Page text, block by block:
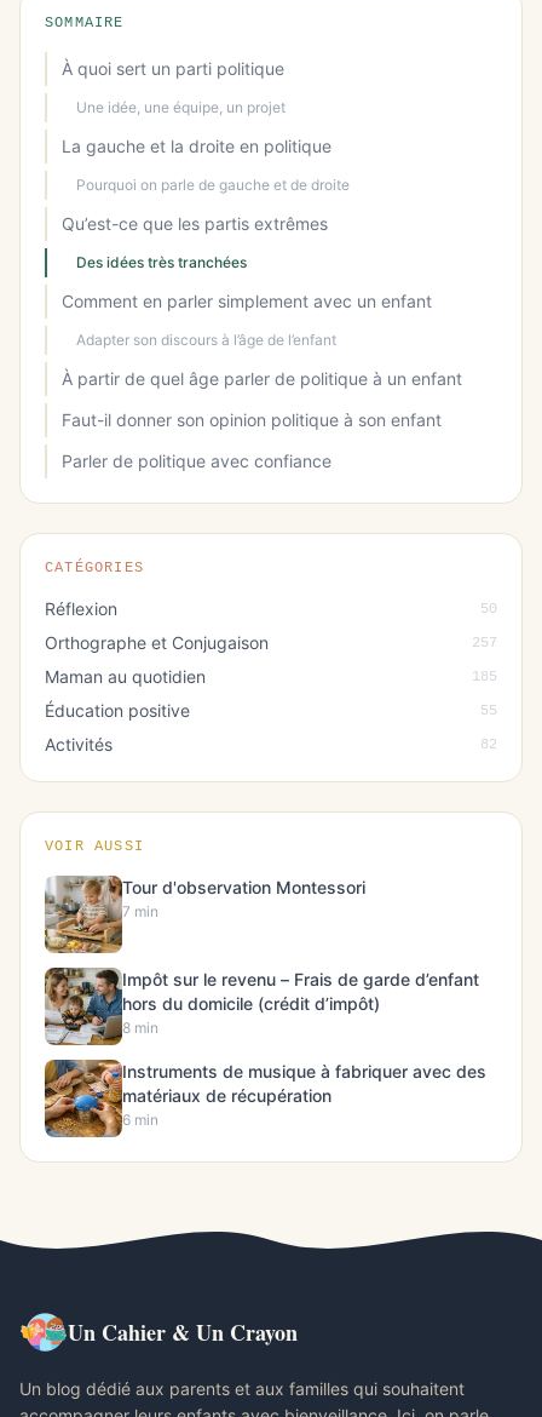
SOMMAIRE
À quoi sert un parti politique
Une idée, une équipe, un projet
La gauche et la droite en politique
Pourquoi on parle de gauche et de droite
Qu’est-ce que les partis extrêmes
Des idées très tranchées
Comment en parler simplement avec un enfant
Adapter son discours à l’âge de l’enfant
À partir de quel âge parler de politique à un enfant
Faut-il donner son opinion politique à son enfant
Parler de politique avec confiance
CATÉGORIES
Réflexion 50
Orthographe et Conjugaison 257
Maman au quotidien 185
Éducation positive 55
Activités 82
VOIR AUSSI
Tour d'observation Montessori
7 min
Impôt sur le revenu – Frais de garde d’enfant
hors du domicile (crédit d’impôt)
8 min
Instruments de musique à fabriquer avec des
matériaux de récupération
6 min
Un Cahier & Un Crayon
Un blog dédié aux parents et aux familles qui souhaitent